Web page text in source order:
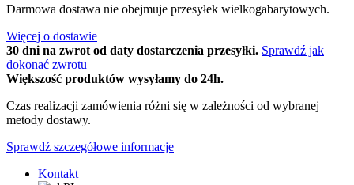
Darmowa dostawa nie obejmuje przesyłek wielkogabarytowych.
Więcej o dostawie
30 dni na zwrot od daty dostarczenia przesyłki. Sprawdź jak
dokonać zwrotu
Większość produktów wysyłamy do 24h.
Czas realizacji zamówienia różni się w zależności od wybranej
metody dostawy.
Sprawdź szczegółowe informacje
Kontakt